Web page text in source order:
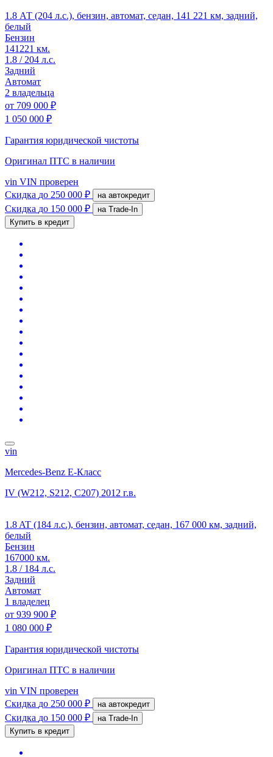
1.8 АТ (204 л.с.), бензин, автомат, седан, 141 221 км, задний,
белый
Бензин
141221 км.
1.8 / 204 л.с.
Задний
Автомат
2 владельца
от 709 000 ₽
1 050 000 ₽
Гарантия юридической чистоты
Оригинал ПТС в наличии
vin VIN проверен
Скидка до 250 000 ₽ на автокредит
Скидка до 150 000 ₽
на Trade-In
Купить в кредит
vin
Mercedes-Benz E-Класс
IV (W212, S212, C207) 2012 г.в.
1.8 AT (184 л.с.), бензин, автомат, седан, 167 000 км, задний,
белый
Бензин
167000 км.
1.8 / 184 л.с.
Задний
Автомат
1 владелец
от 939 900 ₽
1 080 000 ₽
Гарантия юридической чистоты
Оригинал ПТС в наличии
vin VIN проверен
Скидка до 250 000 ₽ на автокредит
Скидка до 150 000 ₽
на Trade-In
Купить в кредит